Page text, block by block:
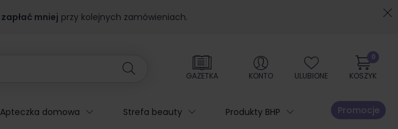
zapłać mniej przy kolejnych zamówieniach.
GAZETKA KONTO ULUBIONE KOSZYK
0
Apteczka domowa Strefa beauty Produkty BHP Promocje